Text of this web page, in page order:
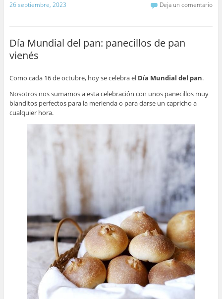
26 septiembre, 2023 Deja un comentario
Día Mundial del pan: panecillos de pan
vienés
Como cada 16 de octubre, hoy se celebra el Día Mundial del pan.
Nosotros nos sumamos a esta celebración con unos panecillos muy
blanditos perfectos para la merienda o para darse un capricho a
cualquier hora.